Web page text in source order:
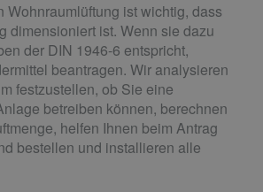
Wohnraumlüftung ist wichtig, dass
dimensioniert ist. Wenn sie dazu
der DIN 1946-6 entspricht,
beantragen. Wir analysieren
festzustellen, ob Sie eine
betreiben können, berechnen
helfen Ihnen beim Antrag
bestellen und installieren alle